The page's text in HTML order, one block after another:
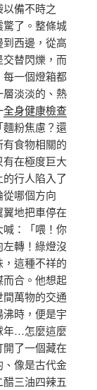
備不時之
了。整條城
西邊，從高
替閃爍，而
一個燈箱都
淡淡的、熱
全身健康檢查
粉焦慮？還
食物相關的
在極度巨大
行人陷入了
哪個方向
地把車停在
：「喂！你
轉！綠燈沒
這種不祥的
而合。他想起
萬物的交通
時，便是宇
年…怎麼這麼
了一個藏在
像是古代金
三油四辣五